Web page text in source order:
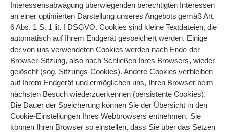
Interessensabwägung überwiegenden berechtigten Interessen
an einer optimierten Darstellung unseres Angebots gemäß Art.
6 Abs. 1 S. 1 lit. f DSGVO. Cookies sind kleine Textdateien, die
automatisch auf Ihrem Endgerät gespeichert werden. Einige
der von uns verwendeten Cookies werden nach Ende der
Browser-Sitzung, also nach Schließen Ihres Browsers, wieder
gelöscht (sog. Sitzungs-Cookies). Andere Cookies verbleiben
auf Ihrem Endgerät und ermöglichen uns, Ihren Browser beim
nächsten Besuch wiederzuerkennen (persistente Cookies).
Die Dauer der Speicherung können Sie der Übersicht in den
Cookie-Einstellungen Ihres Webbrowsers entnehmen. Sie
können Ihren Browser so einstellen, dass Sie über das Setzen